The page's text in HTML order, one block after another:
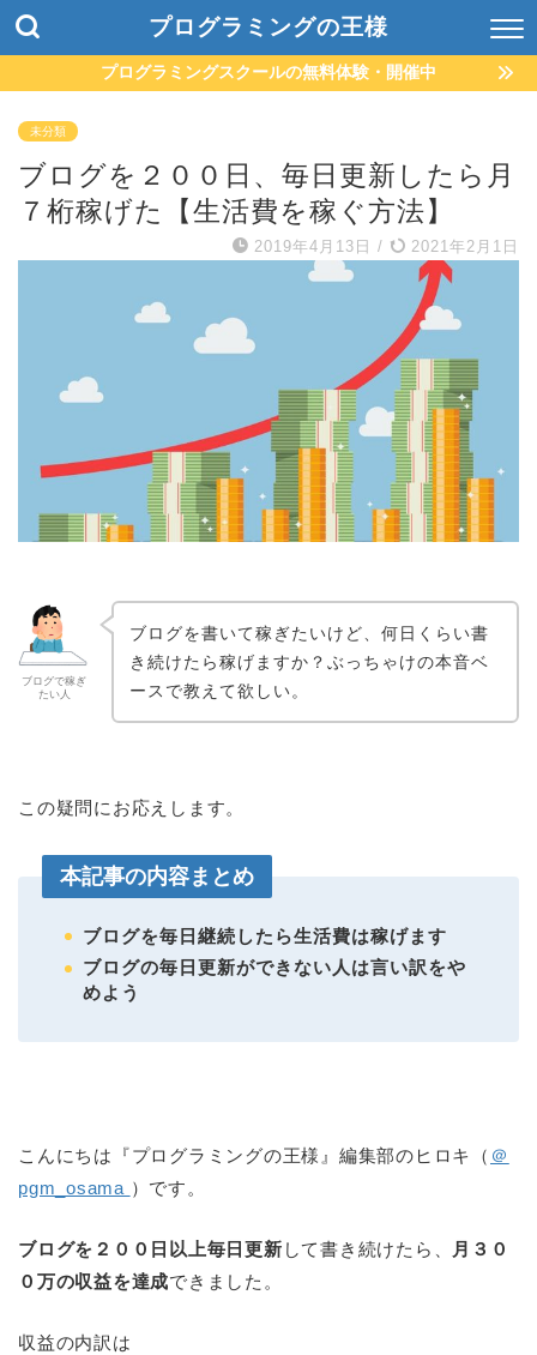
プログラミングの王様
プログラミングスクールの無料体験・開催中
未分類
ブログを２００日、毎日更新したら月
７桁稼げた【生活費を稼ぐ方法】
2019年4月13日 / 2021年2月1日
ブログで稼ぎ
たい人
ブログを書いて稼ぎたいけど、何日くらい書
き続けたら稼げますか？ぶっちゃけの本音ベ
ースで教えて欲しい。
この疑問にお応えします。
本記事の内容まとめ
ブログを毎日継続したら生活費は稼げます
ブログの毎日更新ができない人は言い訳をや
めよう
こんにちは『プログラミングの王様』編集部のヒロキ（ ＠
pgm_osama ）です。
ブログを２００日以上毎日更新 して書き続けたら、
月３０
０万の収益を達成できました。
収益の内訳は